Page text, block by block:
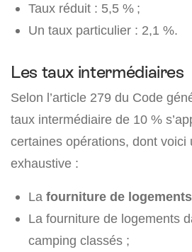
Taux réduit : 5,5 % ;
Un taux particulier : 2,1 %.
Les taux intermédiaires
Selon l’article 279 du Code
taux intermédiaire de 10 %
certaines opérations, dont voici
exhaustive :
La fourniture de logements
La fourniture de logements
camping classés ;